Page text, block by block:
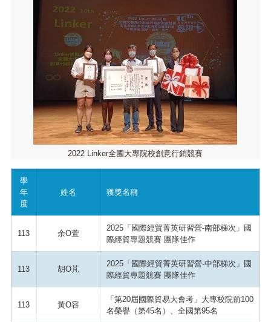
2022 Linker全國大專院校創意行銷競賽
學
年
度
姓名 獲獎名稱
113 余O萱
2025「國際經貿菁英研習營-南部梯次」國
際經貿專題競賽 團隊佳作
113 胡O芃
2025「國際經貿菁英研習營-中部梯次」國
際經貿專題競賽 團隊佳作
113 黃O容
「第20屆國際貿易大會考」大專校院前100
名榮譽（第45名）、全國第95名